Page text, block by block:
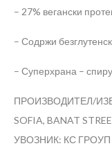
– 27% вегански
– Содржи
– Суперхрана –
ПРОИЗВОДИТЕЛ/
SOFIA, BANAT
УВОЗНИК: КС